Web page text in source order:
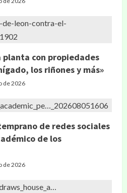
planta con propiedades
los riñones y más»
de 2026
de redes sociales
de los
de 2026